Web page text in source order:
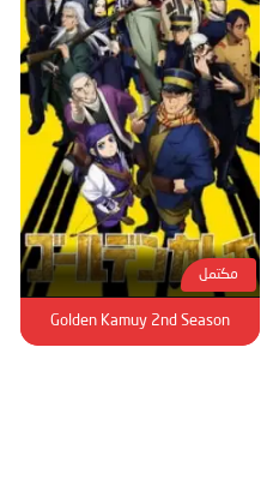
مكتمل
Golden Kamuy 2nd Season